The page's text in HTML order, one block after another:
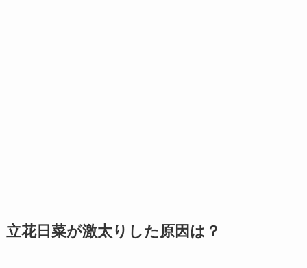
立花日菜が激太りした原因は？